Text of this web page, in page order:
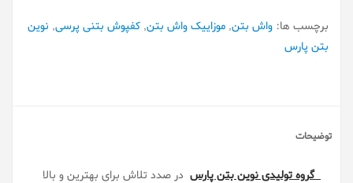
برچسب ها: واش بتن, موزاییک واش بتن, کفپوش بتنی پرسی, نوین
بتن پارس
توضیحات
گروه تولیدی نوین بتن پارس در صدد تلاش برای بهترین و بالا